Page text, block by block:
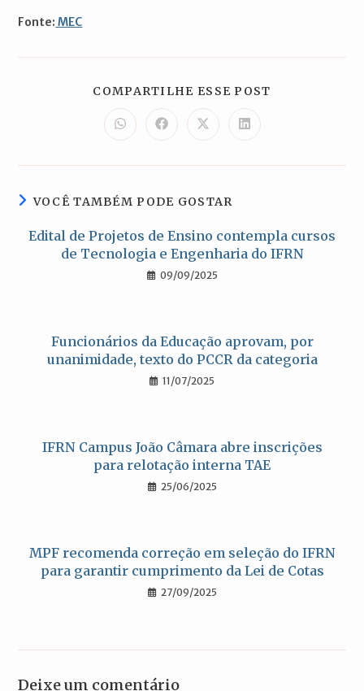
Fonte: MEC
COMPARTILHE ESSE POST
Abre
em
nova
Abre
em
nova
Abre
em
nova
Abre
em
nova
VOCÊ TAMBÉM PODE GOSTAR
Edital de Projetos de Ensino contempla cursos
de Tecnologia e Engenharia do IFRN
09/09/2025
Funcionários da Educação aprovam, por
unanimidade, texto do PCCR da categoria
11/07/2025
IFRN Campus João Câmara abre inscrições
para relotação interna TAE
25/06/2025
MPF recomenda correção em seleção do IFRN
para garantir cumprimento da Lei de Cotas
27/09/2025
Deixe um comentário